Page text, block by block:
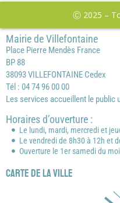
Ⓒ 2025 –
Mairie de Villefontaine
Place Pierre Mendès France
BP 88
38093 VILLEFONTAINE Cedex
Tél : 04 74 96 00 00
Les services accueillent le public
Horaires d’ouverture :
Le lundi, mardi, mercredi et
Le vendredi de 8h30 à 12h et
Ouverture le 1er samedi du
Carte de la ville